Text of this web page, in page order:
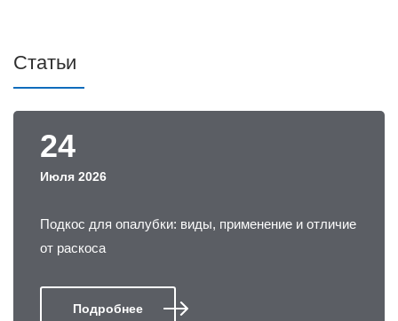
Статьи
24
Июля 2026
Подкос для опалубки: виды, применение и отличие
от раскоса
Подробнее